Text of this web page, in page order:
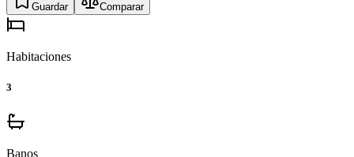
Guardar Comparar
Habitaciones
3
Banos